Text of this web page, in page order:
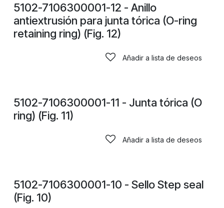
CONSULTAR PRECIOS
5102-7106300001-12 - Anillo
antiextrusión para junta tórica (O-ring
retaining ring) (Fig. 12)
Añadir a lista de deseos
CONSULTAR PRECIOS
5102-7106300001-11 - Junta tórica (O
ring) (Fig. 11)
Añadir a lista de deseos
5102-7106300001-10 - Sello Step seal
(Fig. 10)